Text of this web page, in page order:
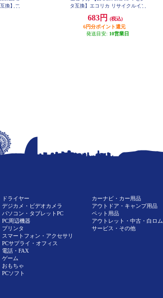
換】エ
タ互換】エコリカ リサイクルイン
683円
(税込)
6円分ポイント還元
発送目安: 10営業日
ドライヤー
デジカメ・ビデオカメラ
パソコン・タブレットPC
PC周辺機器
プリンタ
スマートフォン・アクセサリ
PCサプライ・オフィス
電話・FAX
ゲーム
おもちゃ
PCソフト
カーナビ・カー用品
アウトドア・キャンプ用品
ペット用品
アウトレット・中古・白ロム
サービス・その他